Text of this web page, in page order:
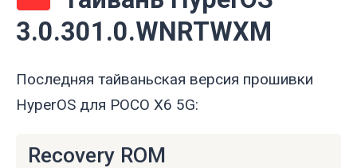
3.0.301.0.WNRTWXM
Последняя тайваньская версия прошивки
HyperOS для POCO X6 5G:
Recovery ROM